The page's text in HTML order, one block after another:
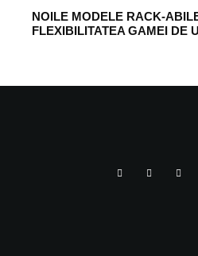
NOILE MODELE RACK-
FLEXIBILITATEA GAMEI DE